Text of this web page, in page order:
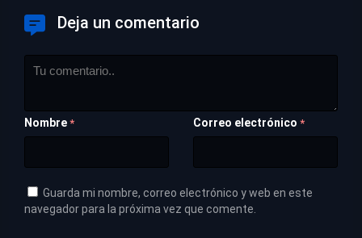
Deja un comentario
Nombre * Correo electrónico *
Guarda mi nombre, correo electrónico y web en este
navegador para la próxima vez que comente.